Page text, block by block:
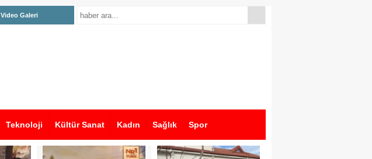
Video Galeri
Teknoloji Kültür Sanat Kadın Sağlık Spor